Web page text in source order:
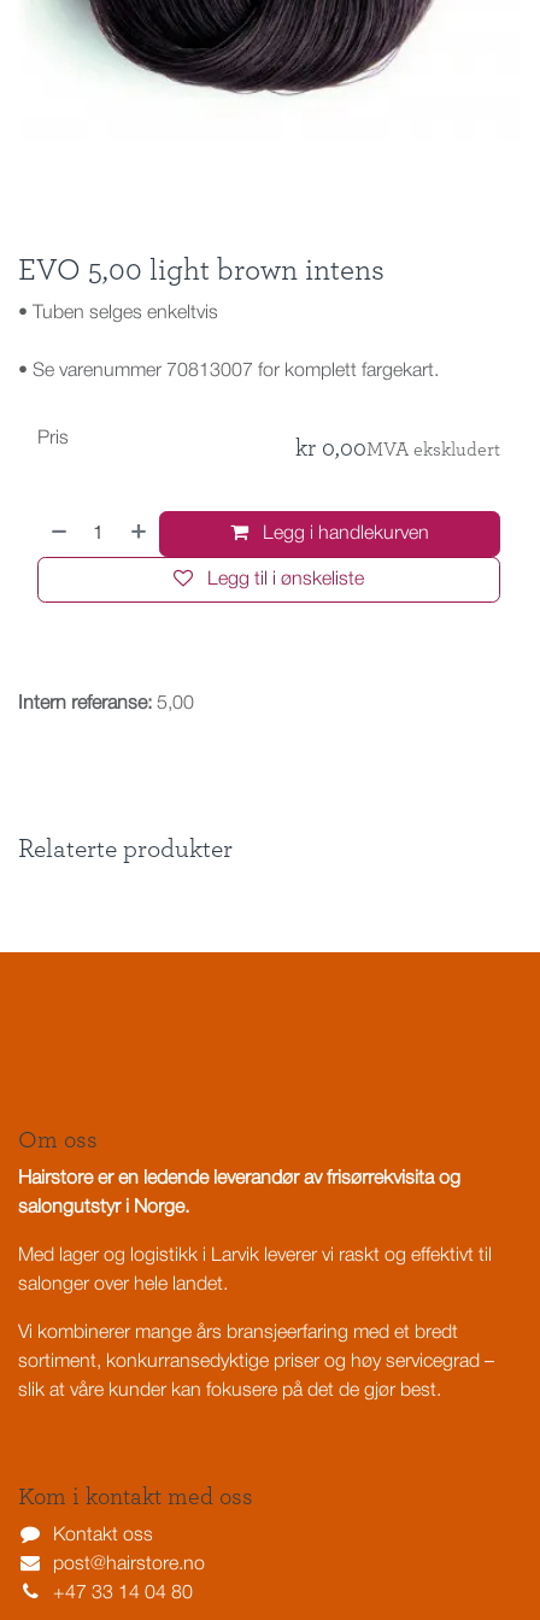
EVO 5,00 light brown intens
• Tuben selges enkeltvis
• Se varenummer 70813007 for komplett fargekart.
Legg i handlekurven
Legg til i ønskeliste
Pris kr 0,00MVA ekskludert
Intern referanse: 5,00
Relaterte produkter
Om oss
Hairstore er en ledende leverandør av frisørrekvisita og
salongutstyr i Norge.
Med lager og logistikk i Larvik leverer vi raskt og effektivt til
salonger over hele landet.
Vi kombinerer mange års bransjeerfaring med et bredt
sortiment, konkurransedyktige priser og høy servicegrad –
slik at våre kunder kan fokusere på det de gjør best.
Kom i kontakt med oss
Kontakt oss
post@hairstore.no
+47 33 14 04 80